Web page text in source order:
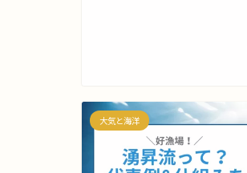
大気と海洋